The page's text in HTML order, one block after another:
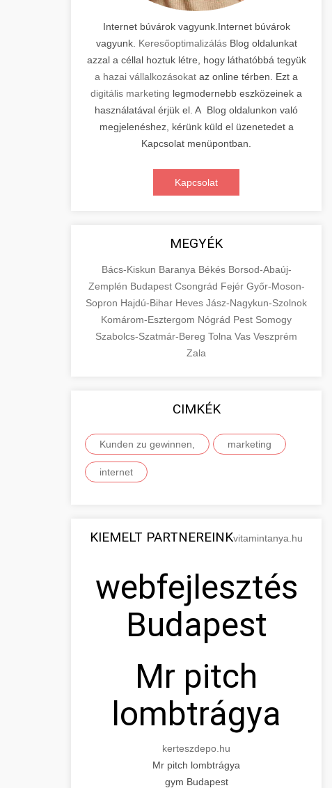
Internet búvárok vagyunk.Internet búvárok
vagyunk. KeresőoptimalizálásBlog oldalunkat
azzal a céllal hoztuk létre, hogy láthatóbbá tegyük
a hazai vállalkozásokat az online térben. Ezt a
digitális marketing legmodernebb eszközeinek a
használatával érjük el. A Blog oldalunkon való
megjelenéshez, kérünk küld el üzenetedet a
Kapcsolat menüpontban.
Kapcsolat
MEGYÉK
Bács-Kiskun Baranya Békés Borsod-Abaúj-
Zemplén Budapest Csongrád Fejér Győr-Moson-
Sopron Hajdú-Bihar Heves Jász-Nagykun-Szolnok
Komárom-Esztergom Nógrád Pest Somogy
Szabolcs-Szatmár-Bereg Tolna Vas Veszprém
Zala
CIMKÉK
Kunden zu gewinnen, marketing
internet
KIEMELT PARTNEREINKvitamintanya.hu
webfejlesztés
Budapest
Mr pitch
lombtrágya
kerteszdepo.hu
Mr pitch lombtrágya
gym Budapest